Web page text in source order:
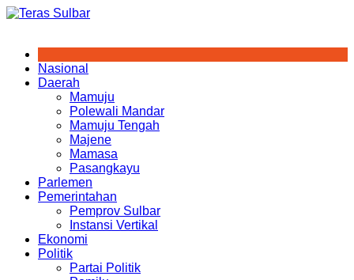
Skip
Nasional
Daerah
Mamuju
Polewali Mandar
Mamuju Tengah
Majene
Mamasa
Pasangkayu
Parlemen
Pemerintahan
Pemprov Sulbar
Instansi Vertikal
Ekonomi
Politik
Partai Politik